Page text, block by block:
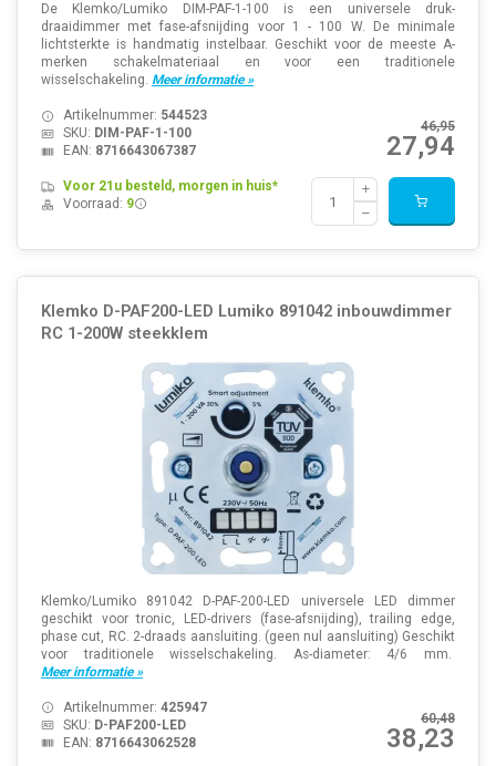
De Klemko/Lumiko DIM-PAF-1-100 is een universele druk-
draaidimmer met fase-afsnijding voor 1 - 100 W. De minimale
lichtsterkte is handmatig instelbaar. Geschikt voor de meeste A-
merken schakelmateriaal en voor een traditionele
wisselschakeling. Meer informatie »
46,95
27,94
Artikelnummer: 544523
SKU: DIM-PAF-1-100
EAN: 8716643067387
Voor 21u besteld, morgen in huis*
Voorraad: 9
Klemko D-PAF200-LED Lumiko 891042 inbouwdimmer
RC 1-200W steekklem
Klemko/Lumiko 891042 D-PAF-200-LED universele LED dimmer
geschikt voor tronic, LED-drivers (fase-afsnijding), trailing edge,
phase cut, RC. 2-draads aansluiting. (geen nul aansluiting) Geschikt
voor traditionele wisselschakeling. As-diameter: 4/6 mm.
Meer informatie »
60,48
38,23
Artikelnummer: 425947
SKU: D-PAF200-LED
EAN: 8716643062528